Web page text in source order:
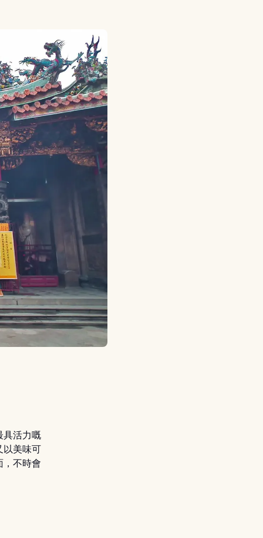
具活力嘅
以美味可
，不時會